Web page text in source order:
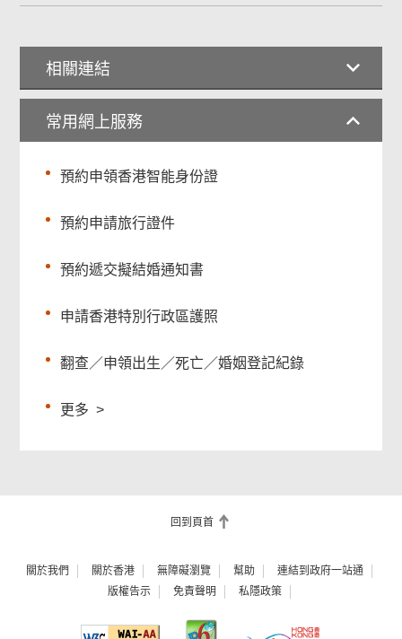
相關連結
常用網上服務
預約申領香港智能身份證
預約申請旅行證件
預約遞交擬結婚通知書
申請香港特別行政區護照
翻查／申領出生／死亡／婚姻登記紀錄
更多 >
回到頁首
關於我們 關於香港 無障礙瀏覽 幫助
連結到政府一站通
版權告示
免責聲明 私隱政策